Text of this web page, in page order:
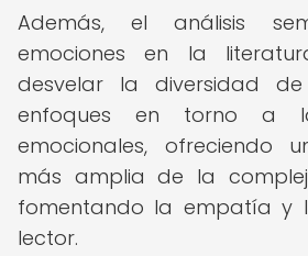
Además, el análisis
emociones en la
desvelar la diversidad
enfoques en torno a
emocionales, ofreciendo
más amplia de la
fomentando la empatía y
lector.